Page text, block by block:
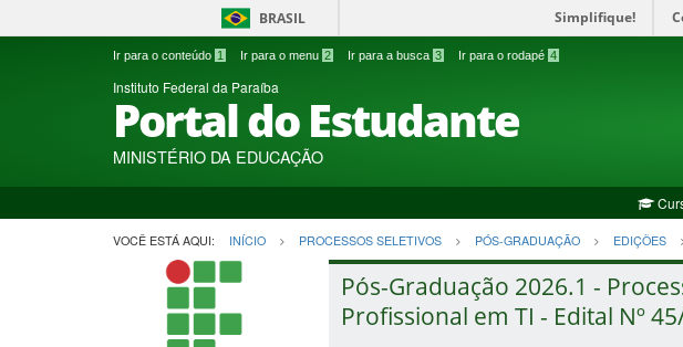
BRASIL Simplifique!
Ir para o conteúdo 1 Ir para o menu 2 Ir para a busca 3 Ir para o rodapé 4
Instituto Federal da Paraíba
Portal do Estudante
MINISTÉRIO DA EDUCAÇÃO
VOCÊ ESTÁ AQUI: INÍCIO PROCESSOS SELETIVOS PÓS-GRADUAÇÃO EDIÇÕES
Pós-Graduação 2026.1 -
Profissional em TI - Edital Nº